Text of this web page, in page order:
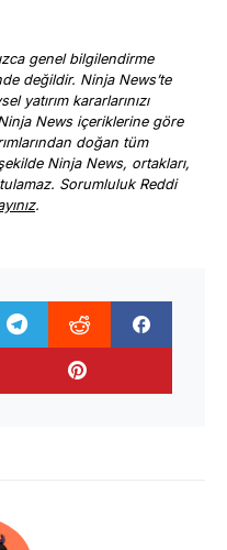
genel bilgilendirme
değildir. Ninja News’te
yatırım kararlarınızı
News içeriklerine göre
doğan tüm
Ninja News, ortakları,
Sorumluluk Reddi
.